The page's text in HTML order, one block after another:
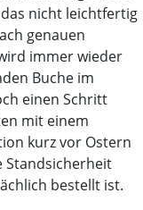
nicht leichtfertig
genauen
immer wieder
Buche im
einen Schritt
mit einem
kurz vor Ostern
Standsicherheit
bestellt ist.